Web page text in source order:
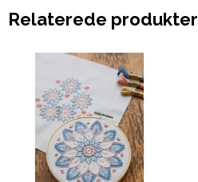
Relaterede produkter